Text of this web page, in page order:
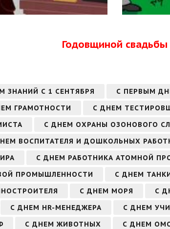
Годовщиной свадьбы
ЗНАНИЙ С 1 СЕНТЯБРЯ С ПЕРВЫМ
ГРАМОТНОСТИ С ДНЕМ
С ДНЕМ ОХРАНЫ ОЗОНОВОГО
ВОСПИТАТЕЛЯ И ДОШКОЛЬНЫХ
С ДНЕМ РАБОТНИКА АТОМНОЙ
ПРОМЫШЛЕННОСТИ
С ДНЕМ
С ДНЕМ МОРЯ С
С ДНЕМ HR-МЕНЕДЖЕРА С ДНЕМ
С ДНЕМ ЖИВОТНЫХ С ДНЕМ